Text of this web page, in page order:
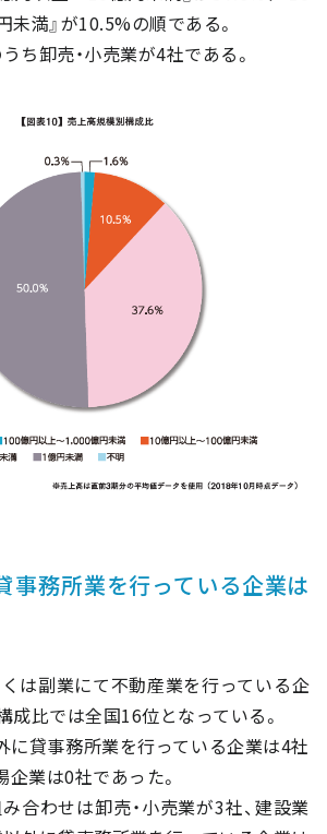
満』が10.5%の順である。
ち卸売・小売業が4社である。
務所業を行っている企業は
は副業にて不動産業を行っている企
成比では全国16位となっている。
に貸事務所業を行っている企業は4社
企業は0社であった。
合わせは卸売・小売業が3社、建設業